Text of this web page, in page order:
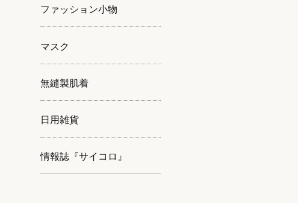
ファッション小物
マスク
無縫製肌着
日用雑貨
情報誌『サイコロ』